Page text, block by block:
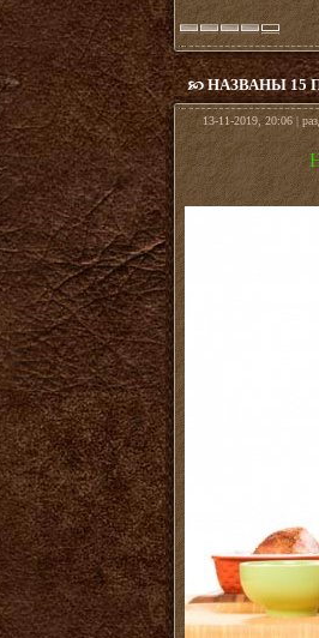
НАЗВАНЫ 15
13-11-2019, 20:06 |